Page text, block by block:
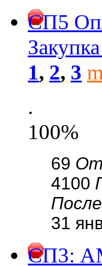
СП5
1, 2, 3
.
100%
69
4100
31
СП3: